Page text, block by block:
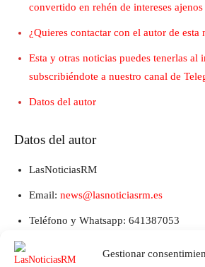
Gestionar
convertido en rehén de intereses
¿Quieres contactar con el autor de esta
Esta y otras noticias puedes tenerlas al
subscribiéndote a nuestro canal de
Datos del autor
Datos del autor
LasNoticiasRM
Email: news@lasnoticiasrm.es
Teléfono y Whatsapp: 641387053